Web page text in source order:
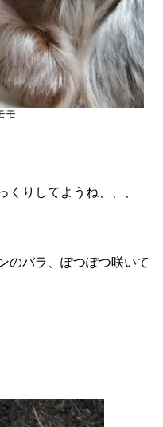
モ
くりしてようね、、、
のバラ、ぽつぽつ咲いて